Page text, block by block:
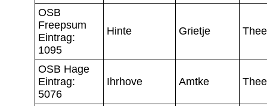
OSB
Freepsum
Eintrag:
1095
Hinte Grietje
OSB Hage
Eintrag:
5076
Ihrhove Amtke